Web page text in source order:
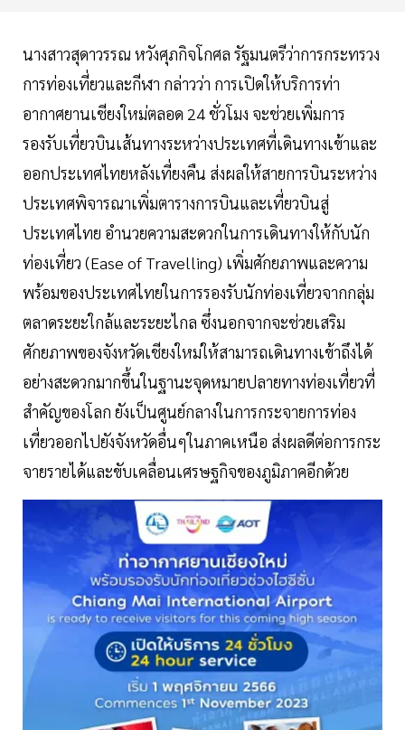
นางสาวสุดาวรรณ หวังศุภกิจโกศล รัฐมนตรีว่าการกระทรวง
การท่องเที่ยวและกีฬา กล่าวว่า การเปิดให้บริการท่า
อากาศยานเชียงใหม่ตลอด 24 ชั่วโมง จะช่วยเพิ่มการ
รองรับเที่ยวบินเส้นทางระหว่างประเทศที่เดินทางเข้าและ
ออกประเทศไทยหลังเที่ยงคืน ส่งผลให้สายการบินระหว่าง
ประเทศพิจารณาเพิ่มตารางการบินและเที่ยวบินสู่
ประเทศไทย อำนวยความสะดวกในการเดินทางให้กับนัก
ท่องเที่ยว (Ease of Travelling) เพิ่มศักยภาพและความ
พร้อมของประเทศไทยในการรองรับนักท่องเที่ยวจากกลุ่ม
ตลาดระยะใกล้และระยะไกล ซึ่งนอกจากจะช่วยเสริม
ศักยภาพของจังหวัดเชียงใหม่ให้สามารถเดินทางเข้าถึงได้
อย่างสะดวกมากขึ้นในฐานะจุดหมายปลายทางท่องเที่ยวที่
สำคัญของโลก ยังเป็นศูนย์กลางในการกระจายการท่อง
เที่ยวออกไปยังจังหวัดอื่นๆในภาคเหนือ ส่งผลดีต่อการกระ
จายรายได้และขับเคลื่อนเศรษฐกิจของภูมิภาคอีกด้วย